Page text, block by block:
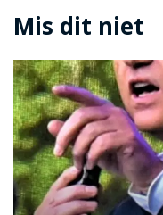
Mis dit niet